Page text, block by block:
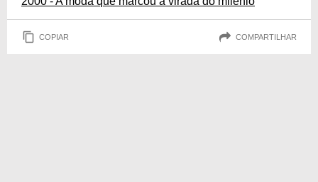
COPIAR COMPARTILHAR